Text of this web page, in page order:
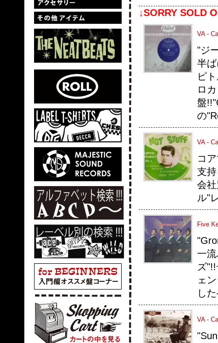
↓SORRY SOLD
VA -
"ジ
半
ピ
ロ
盤
の
VA -
コ
支
会
ル"
Five
一
ズ
ェ
し
VA -